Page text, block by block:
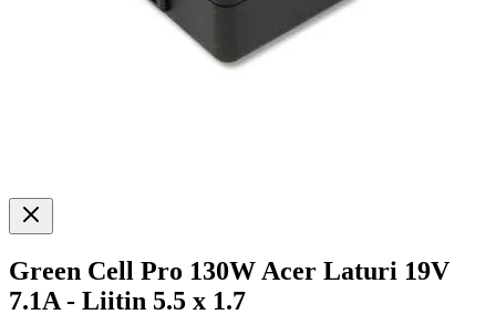
Green Cell Pro 130W Acer Laturi 19V
7.1A - Liitin 5.5 x 1.7